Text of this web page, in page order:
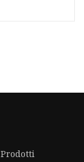
Prodotti